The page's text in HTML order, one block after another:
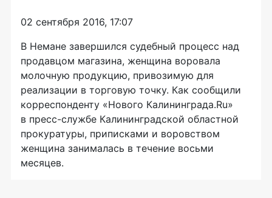
02 сентября 2016, 17:07
В Немане завершился судебный процесс над
продавцом магазина, женщина воровала
молочную продукцию, привозимую для
реализации в торговую точку. Как сообщили
корреспонденту «Нового Калининграда.Ru»
в пресс-службе Калининградской областной
прокуратуры, приписками и воровством
женщина занималась в течение восьми
месяцев.